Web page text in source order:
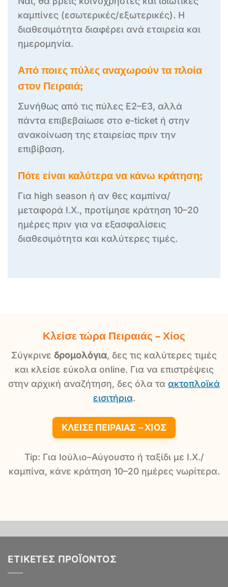
καμπίνες (εσωτερικές/εξωτερικές). Η
διαθεσιμότητα διαφέρει ανά εταιρεία και
ημερομηνία.
Από ποιες πύλες αναχωρούν τα πλοία
στον Πειραιά;
Συνήθως από τις πύλες Ε2–Ε3, αλλά
πάντα επιβεβαίωσε στο e-ticket ή στην
ανακοίνωση της εταιρείας πριν την
επιβίβαση.
Πότε είναι καλύτερα να κάνω κράτηση;
Για high season ή αν θες καμπίνα/
μεταφορά Ι.Χ., προτίμησε κράτηση 10–20
ημέρες πριν για να εξασφαλίσεις
διαθεσιμότητα και καλύτερες τιμές.
Κλείσε τώρα Πειραιάς – Χίος
Σύγκρινε δρομολόγια, δες τις καλύτερες τιμές
και κλείσε εύκολα online. Για να επιστρέψεις
στην αρχική αναζήτηση, δες όλα τα ακτοπλοϊκά
εισιτήρια.
ΚΛΕΊΣΕ ΠΕΙΡΑΙΆΣ – ΧΊΟΣ
Tip: Για Ιούλιο–Αύγουστο ή ταξίδι με Ι.Χ./
καμπίνα, κάνε κράτηση 10–20 ημέρες νωρίτερα.
ΕΤΙΚΈΤΕΣ ΠΡΟΪΌΝΤΟΣ